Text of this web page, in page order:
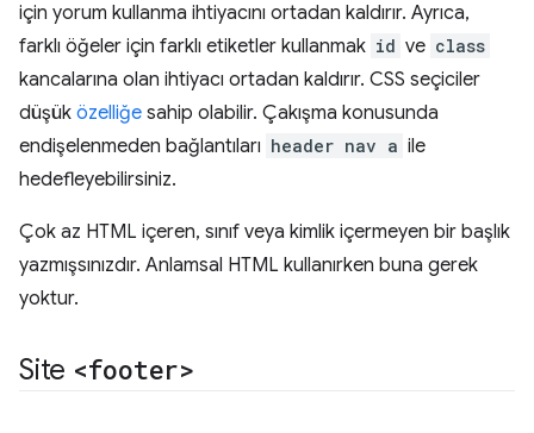
için yorum kullanma ihtiyacını ortadan kaldırır. Ayrıca,
farklı öğeler için farklı etiketler kullanmak id ve class
kancalarına olan ihtiyacı ortadan kaldırır. CSS seçiciler
düşük özelliğe sahip olabilir. Çakışma konusunda
endişelenmeden bağlantıları header nav a ile
hedefleyebilirsiniz.
Çok az HTML içeren, sınıf veya kimlik içermeyen bir başlık
yazmışsınızdır. Anlamsal HTML kullanırken buna gerek
yoktur.
Site <footer>